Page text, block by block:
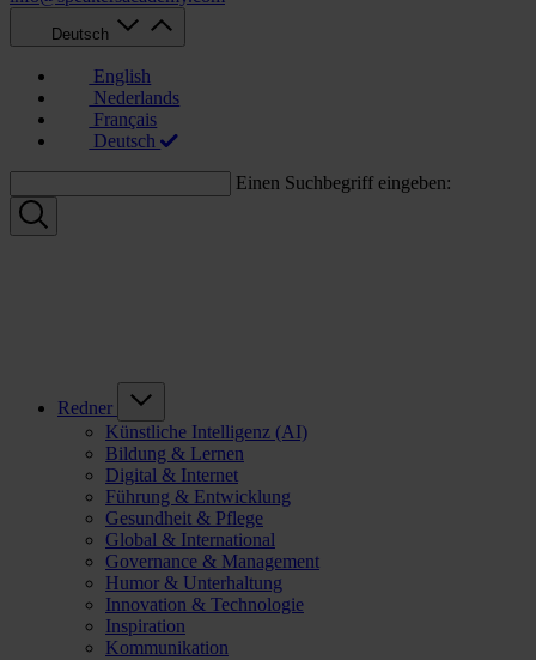
Deutsch
English
Nederlands
Français
Deutsch
Einen Suchbegriff eingeben:
Redner
Künstliche Intelligenz (AI)
Bildung & Lernen
Digital & Internet
Führung & Entwicklung
Gesundheit & Pflege
Global & International
Governance & Management
Humor & Unterhaltung
Innovation & Technologie
Inspiration
Kommunikation